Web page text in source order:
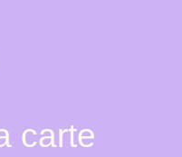
carte